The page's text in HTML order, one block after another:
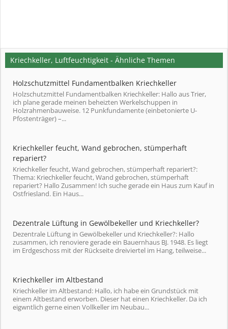
Kriechkeller, Luftfeuchtigkeit - Ähnliche Themen
Holzschutzmittel Fundamentbalken Kriechkeller
Holzschutzmittel Fundamentbalken Kriechkeller: Hallo aus Trier,
ich plane gerade meinen beheizten Werkelschuppen in
Holzrahmenbauweise. 12 Punkfundamente (einbetonierte U-
Pfostenträger) –...
Kriechkeller feucht, Wand gebrochen, stümperhaft
repariert?
Kriechkeller feucht, Wand gebrochen, stümperhaft repariert?:
Thema: Kriechkeller feucht, Wand gebrochen, stümperhaft
repariert? Hallo Zusammen! Ich suche gerade ein Haus zum Kauf in
Ostfriesland. Ein Haus...
Dezentrale Lüftung in Gewölbekeller und Kriechkeller?
Dezentrale Lüftung in Gewölbekeller und Kriechkeller?: Hallo
zusammen, ich renoviere gerade ein Bauernhaus BJ. 1948. Es liegt
im Erdgeschoss mit der Rückseite dreiviertel im Hang, teilweise...
Kriechkeller im Altbestand
Kriechkeller im Altbestand: Hallo, ich habe ein Grundstück mit
einem Altbestand erworben. Dieser hat einen Kriechkeller. Da ich
eigwntlich gerne einen Vollkeller im Neubau...